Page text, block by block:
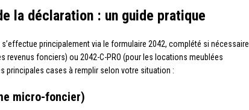
la déclaration : un guide pratique
principalement via le formulaire 2042, complété si nécessaire
revenus fonciers) ou 2042-C-PRO (pour les locations meublées
principales cases à remplir selon votre situation :
micro-foncier)